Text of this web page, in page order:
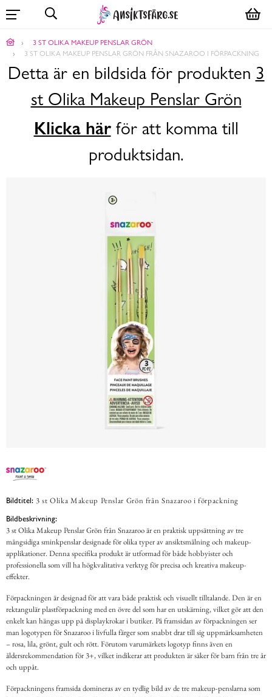
3 ST OLIKA MAKEUP PENSLAR GRÖN
3 ST OLIKA MAKEUP PENSLAR GRÖN FRÅN SNAZAROO I FÖRPACKNING
Detta är en bildsida för produkten 3
st Olika Makeup Penslar Grön
Klicka härför att komma till
produktsidan.
Bildtitel: 3 st Olika Makeup Penslar Grön från Snazaroo i förpackning
Bildbeskrivning:
3 st Olika Makeup Penslar Grön från Snazaroo är en praktisk uppsättning av tre
mångsidiga sminkpenslar designade för olika typer av ansiktsmålning och makeup-
applikationer. Denna specifika produkt är utformad för både hobbyister och
professionella som vill ha högkvalitativa verktyg för precisa och kreativa makeup-
effekter.
Förpackningen är designad för att vara både praktisk och visuellt tilltalande. Den är en
rektangulär plastförpackning med en övre del som har en utskärning, vilket gör att den
enkelt kan hängas upp på displaykrokar i butiker. På framsidan av förpackningen ser
man logotypen för Snazaroo i livfulla färger som snabbt drar till sig uppmärksamheten
– rosa, lila, grönt, gult och rött. Förutom varumärkets logotyp finns även en
åldersrekommendation för 3+, vilket indikerar att produkten är säker för barn från tre år
och uppåt.
Förpackningens framsida domineras av en tydlig bild av de tre makeup-penslarna som